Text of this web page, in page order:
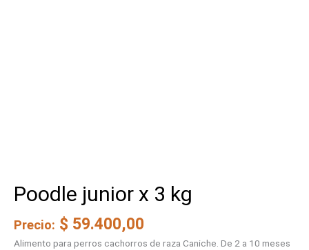
Poodle junior x 3 kg
Precio: $ 59.400,00
Alimento para perros cachorros de raza Caniche. De 2 a 10 meses